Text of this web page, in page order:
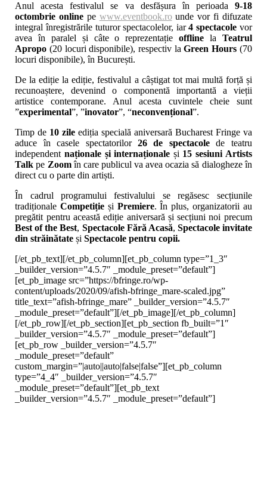
Anul acesta festivalul se va desfășura în perioada 9-18
octombrie online pe www.eventbook.rounde vor fi difuzate
integral înregistrările tuturor spectacolelor, iar4 spectacole vor
avea în paralel și câte o reprezentațieoffline la Teatrul
Apropo (20 locuri disponibile), respectiv la Green Hours (70
locuri disponibile), în București.
De la ediție la ediție, festivalul a câștigat tot mai multă forță și
recunoaștere, devenind o componentă importantă a vieții
artistice contemporane. Anul acesta cuvintele cheie sunt
”experimental”, ”inovator”, “neconvențional”.
Timp de 10 zile ediția specială aniversară Bucharest Fringe va
aduce în casele spectatorilor 26 de spectacolede teatru
independent naționale și internaționale și 15 sesiuni Artists
Talkpe Zoomîn care publicul va avea ocazia să dialogheze în
direct cu o parte din artiști.
În cadrul programului festivalului se regăsesc secțiunile
tradiționaleCompetiție și Premiere. În plus, organizatorii au
pregătit pentru această ediție aniversară și secțiuni noi precum
Best of the Best, Spectacole Fără Acasă, Spectacole invitate
din străinătate șiSpectacole pentru copii.
[/et_pb_text][/et_pb_column][et_pb_column type=”1_3″
_builder_version=”4.5.7″ _module_preset=”default”]
[et_pb_image src=”https://bfringe.ro/wp-
content/uploads/2020/09/afish-bfringe_mare-scaled.jpg”
title_text=”afish-bfringe_mare” _builder_version=”4.5.7″
_module_preset=”default”][/et_pb_image][/et_pb_column]
[/et_pb_row][/et_pb_section][et_pb_section fb_built=”1″
_builder_version=”4.5.7″ _module_preset=”default”]
[et_pb_row _builder_version=”4.5.7″
_module_preset=”default”
custom_margin=”|auto||auto|false|false”][et_pb_column
type=”4_4″ _builder_version=”4.5.7″
_module_preset=”default”][et_pb_text
_builder_version=”4.5.7″ _module_preset=”default”]